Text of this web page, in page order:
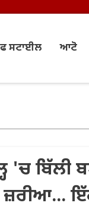
ਸਟਾਈਲ ਆਟੋ
'ਚ ਬਿੱਲੀ
ਜ਼ਰੀਆ...